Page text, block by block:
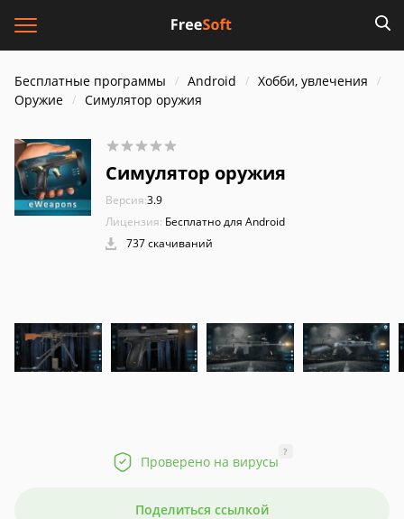
Бесплатные программы Android
Хобби, увлечения
Оружие
Симулятор оружия
Симулятор оружия
Версия:3.9
Лицензия: Бесплатно для Android
737 скачиваний
Проверено на вирусы
?
Поделиться ссылкой